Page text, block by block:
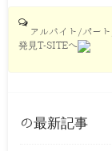
アルバイト/パー
発見T-SITEへ
の最新記事